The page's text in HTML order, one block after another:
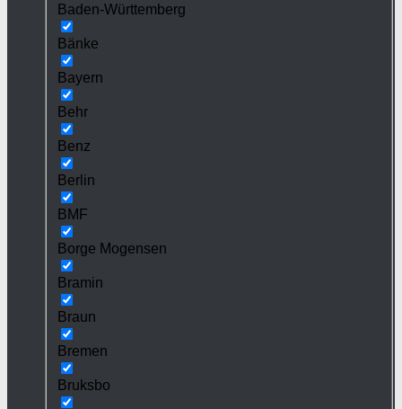
Baden-Württemberg
Bänke
Bayern
Behr
Benz
Berlin
BMF
Borge Mogensen
Bramin
Braun
Bremen
Bruksbo